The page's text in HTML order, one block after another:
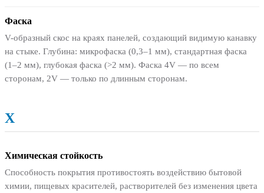
Фаска
V-образный скос на краях панелей, создающий видимую канавку
на стыке. Глубина: микрофаска (0,3–1 мм), стандартная фаска
(1–2 мм), глубокая фаска (>2 мм). Фаска 4V — по всем
сторонам, 2V — только по длинным сторонам.
Х
Химическая стойкость
Способность покрытия противостоять воздействию бытовой
химии, пищевых красителей, растворителей без изменения цвета